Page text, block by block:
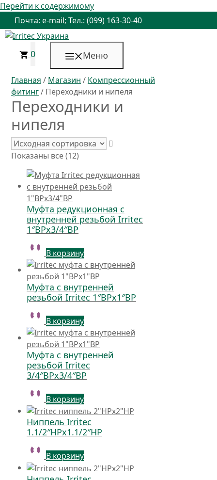
Перейти к содержимому
Почта: e-mail; Тел.: (099) 163-30-40
0 Меню
Главная / Магазин / Компрессионный
фитинг/ Переходники и нипеля
Переходники и
нипеля
Показаны все (12)
Муфта редукционная с
внутренней резьбой Irritec
1″ВРх3/4″ВР
В корзину
Муфта с внутренней
резьбой Irritec 1″ВРх1″ВР
В корзину
Муфта с внутренней
резьбой Irritec
3/4″ВРх3/4″ВР
В корзину
Ниппель Irritec
1.1/2″НРх1.1/2″НР
В корзину